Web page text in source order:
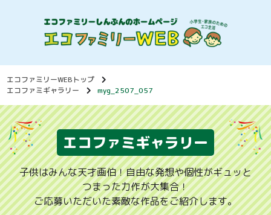
エコファミリーWEBトップ
エコファミギャラリー
myg_2507_057
エコファミギャラリー
子供はみんな天才画伯！自由な発想や個性がギュッと
つまった力作が大集合！
ご応募いただいた素敵な作品をご紹介します。